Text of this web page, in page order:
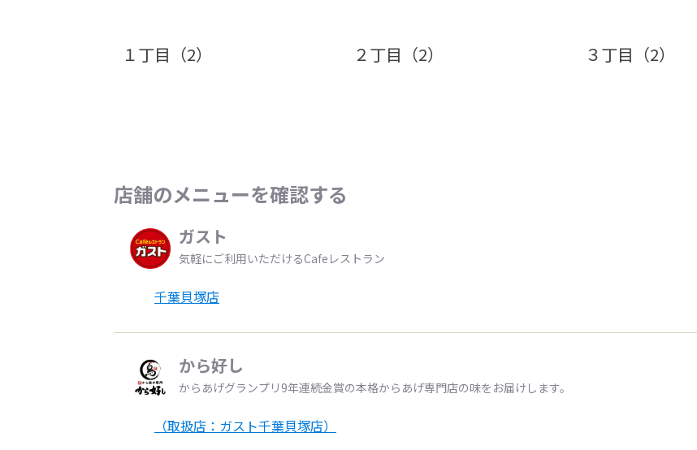
１丁目（2） ２丁目（2） ３丁目（2）
店舗のメニューを確認する
ガスト
気軽にご利用いただけるCafeレストラン
千葉貝塚店
から好し
からあげグランプリ9年連続金賞の本格からあげ専門店の味をお届けします。
（取扱店：ガスト千葉貝塚店）